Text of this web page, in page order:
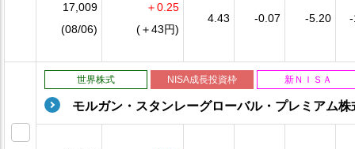
17,009
(08/06)
＋0.25
(＋43円)
4.43 -0.07 -5.20
世界株式 NISA成長投資枠 新ＮＩＳＡ
モルガン・スタンレーグローバル・プレミアム